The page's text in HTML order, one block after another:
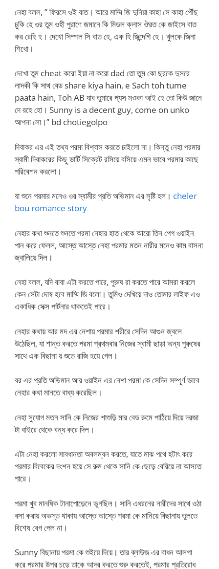
নেহা বলল, ” ফিরসে ওই বাত। আরে মাম্মি জি দুনিয়া কাহা সে কাহা পৌঁছ
চুকি হে ওর তুম ওহী পুরাণে জমানে কি মিডল ক্লাস ঔরত কে জাইসে বাত
কর রেহি হ। দেখো সিম্পল সি বাত হে, এক হি জিন্দেগি হে। খুলকে জিনা
শিখো।
দেখো তুম cheat করো ইয়া না করো dad তো তুম কো ছরকে দুসরে
লাদকী কি সাথ বেড share kiya hain, e Sach toh tume
paata hain, Toh AB যাব তুমারে প্যস মওকা আই হে তো কিউ জানে
দে রহে হো। Sunny is a decent guy, come on unko
আপনা লো।” bd chotiegolpo
দিবাকর এর এই তথ্য পরমা বিশ্বাস করতে চাইলো না। কিন্তু নেহা পরমার
স্বামী দিবাকরের কিছু ডার্টি সিক্রেট রসিয়ে বসিয়ে এমন ভাবে পরমার কাছে
পরিবেশন করলো।
যা শুনে পরমার মনেও ওর স্বামীর প্রতি অভিমান এর সৃষ্টি হল। cheler
bou romance story
নেহার কথা শুনতে শুনতে পরমা নেহার হাত থেকে আরো তিন পেগ ওয়াইন
পান করে ফেলল, আস্তে আস্তে নেহা পরমার মতন নারীর মনেও কাম বাসনা
জ্বালিয়ে দিল।
নেহা বলল, যদি বাবা এটা করতে পারে, পুরুষ রা করতে পারে আমরা করলে
কেন সেটা দোষ হবে মাম্মি জি বলো। তুমিও দেখিয়ে দাও তোমার লাইফ এও
একাধিক সেক্স পার্টনার থাকতেই পারে।
নেহার কথায় আর মদ এর নেশায় পরমার শরীরে সেদিন আগুন জ্বলে
উঠেছিল, যা শান্ত করতে পরমা প্রথমবার নিজের স্বামী ছাড়া অন্য পুরুষের
সাথে এক বিছানা য় শুতে রাজি হয়ে গেল।
বর এর প্রতি অভিমান আর ওয়াইন এর নেশা পরমা কে সেদিন সম্পূর্ণ ভাবে
নেহার কথা মানতে বাধ্য করেছিল।
নেহা সুযোগ মতন সানি কে নিজের শাশুড়ি মার বেড রুমে পাঠিয়ে দিয়ে দরজা
টা বাইরে থেকে বন্ধ করে দিল।
এটা নেহা করলো সাবধানতা অবলম্বন করতে, যাতে মাঝ পথে হটাৎ করে
পরমার বিবেকের দংশন হয়ে সে রুম থেকে সানি কে ছেড়ে বেরিয়ে না আসতে
পারে।
পরমা খুব মানষিক টানাপোড়েনে ভুগছিল। সানি এধরনের নারীদের সাথে ওঠা
বসা করায় অভস্ত থাকায় আস্তে আস্তে পরমা কে মানিয়ে বিছানায় তুলতে
বিশেষ বেগ পেল না।
Sunny বিছানায় পরমা কে শুইয়ে দিয়ে। তার ব্লাউজ এর বাধন আলগা
করে পরমার উপর চড়ে তাকে আদর করতে শুরু করতেই, পরমার প্রতিরোধ